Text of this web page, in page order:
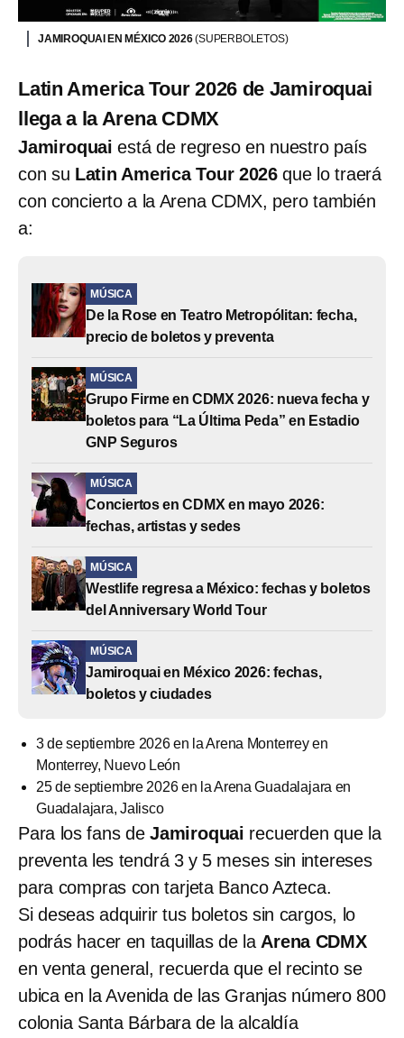
JAMIROQUAI EN MÉXICO 2026(SUPERBOLETOS)
Latin America Tour 2026 de Jamiroquai
llega a la Arena CDMX
Jamiroquai está de regreso en nuestro país
con su Latin America Tour 2026 que lo traerá
con concierto a la Arena CDMX, pero también
a:
MÚSICA
De la Rose en Teatro Metropólitan: fecha,
precio de boletos y preventa
MÚSICA
Grupo Firme en CDMX 2026: nueva fecha y
boletos para “La Última Peda” en Estadio
GNP Seguros
MÚSICA
Conciertos en CDMX en mayo 2026:
fechas, artistas y sedes
MÚSICA
Westlife regresa a México: fechas y boletos
del Anniversary World Tour
MÚSICA
Jamiroquai en México 2026: fechas,
boletos y ciudades
3 de septiembre 2026 en la Arena Monterrey en
Monterrey, Nuevo León
25 de septiembre 2026 en la Arena Guadalajara en
Guadalajara, Jalisco
Para los fans de Jamiroquai recuerden que la
preventa les tendrá 3 y 5 meses sin intereses
para compras con tarjeta Banco Azteca.
Si deseas adquirir tus boletos sin cargos, lo
podrás hacer en taquillas de la Arena CDMX
en venta general, recuerda que el recinto se
ubica en la Avenida de las Granjas número 800
colonia Santa Bárbara de la alcaldía